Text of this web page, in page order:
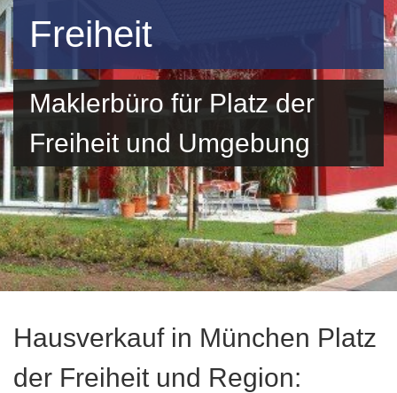
Freiheit
Maklerbüro für Platz der
Freiheit und Umgebung
Hausverkauf in München Platz
der Freiheit und Region: